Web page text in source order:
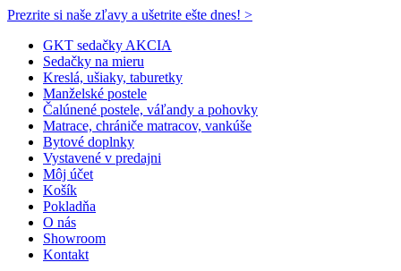
Prezrite si naše zľavy a ušetrite ešte dnes! >​
GKT sedačky AKCIA
Sedačky na mieru
Kreslá, ušiaky, taburetky
Manželské postele
Čalúnené postele, váľandy a pohovky
Matrace, chrániče matracov, vankúše
Bytové doplnky
Vystavené v predajni
Môj účet
Košík
Pokladňa
O nás
Showroom
Kontakt